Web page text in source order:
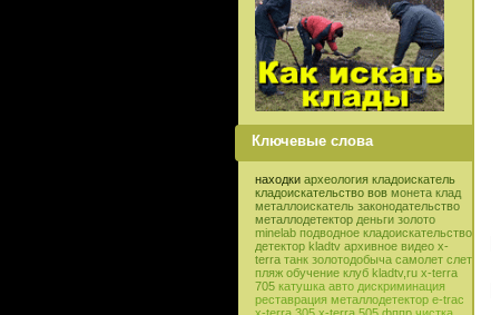
Ключевые слова
находки археология кладоискатель
кладоискательство вов монета клад
металлоискатель законодательство
металлодетектор деньги золото
minelab подводное кладоискательство
детектор kladtv архивное видео x-
terra танк золотодобыча самолет слет
пляж обучение клуб kladtv,ru x-terra
705 катушка авто дискриминация
реставрация металлодетектор e-trac